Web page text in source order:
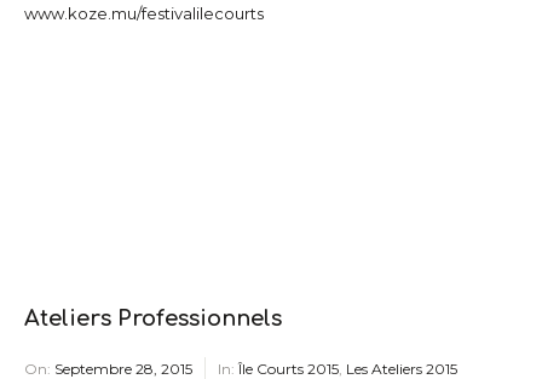
www.koze.mu/festivalilecourts
Ateliers Professionnels
On: Septembre 28, 2015 In:Île Courts 2015 Les Ateliers 2015